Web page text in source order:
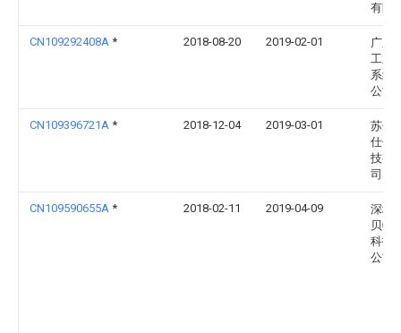
有限
CN109292408A * 2018-08-20 2019-02-01
广东
工业
系统
公司
CN109396721A * 2018-12-04 2019-03-01
苏州
仕信
技有
司
CN109590655A * 2018-02-11 2019-04-09
深圳
贝特
科技
公司